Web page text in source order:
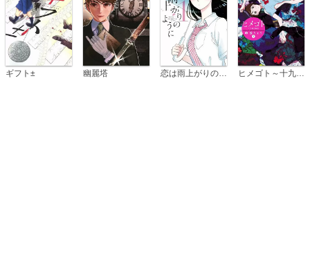
ギフト± 幽麗塔 恋は雨上がりのように ヒメゴト～十九歳の制服～